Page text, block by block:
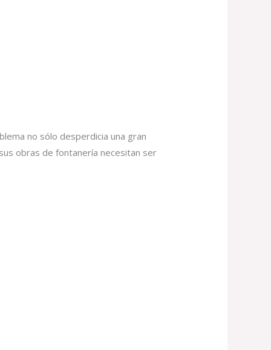
no sólo desperdicia una gran
obras de fontanería necesitan ser